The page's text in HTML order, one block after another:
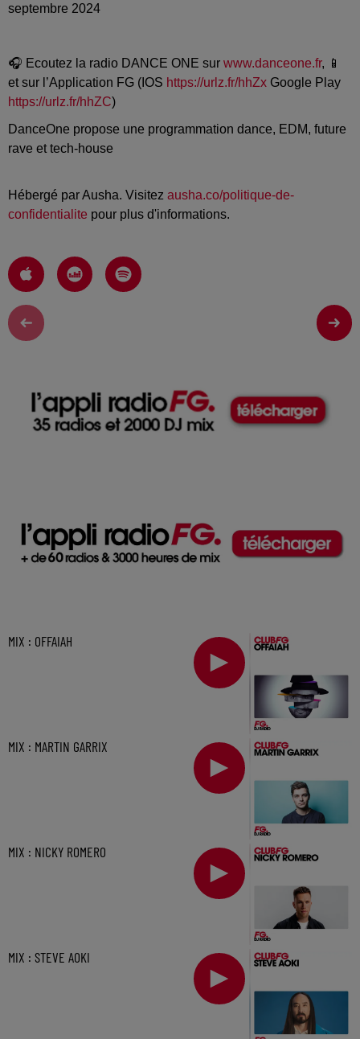
septembre 2024
🎧 Ecoutez la radio DANCE ONE sur www.danceone.fr, 📱
et sur l’Application FG (IOS https://urlz.fr/hhZx Google Play
https://urlz.fr/hhZC)
DanceOne propose une programmation dance, EDM, future
rave et tech-house
Hébergé par Ausha. Visitez ausha.co/politique-de-
confidentialite pour plus d'informations.
MIX : OFFAIAH
MIX : MARTIN GARRIX
MIX : NICKY ROMERO
MIX : STEVE AOKI